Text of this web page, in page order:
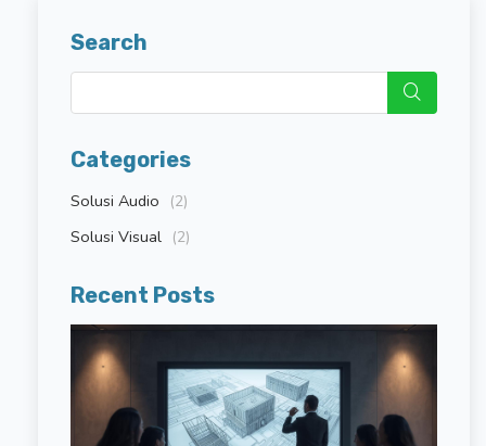
Search
Categories
Solusi Audio (2)
Solusi Visual (2)
Recent Posts